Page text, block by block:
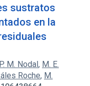
sustratos
en la
P. M. Nodal, M. E.
Roche, M.